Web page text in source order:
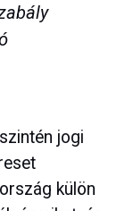
jogi
külön